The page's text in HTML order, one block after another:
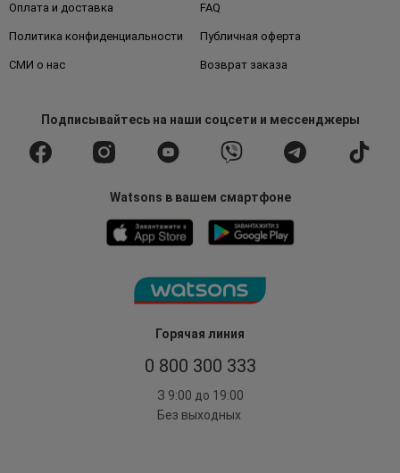
Горячая линия
0 800 300 333
З 9:00 до 19:00
Без выходных
Оплата и доставка FAQ
Политика конфиденциальности Публичная оферта
СМИ о нас Возврат заказа
Подписывайтесьна наши соцсети и мессенджеры
Watsons в вашем смартфоне